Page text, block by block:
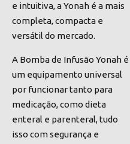
e intuitiva, a Yonah é a mais
completa, compacta e
versátil do mercado.
A Bomba de Infusão Yonah é
um equipamento universal
por funcionar tanto para
medicação, como dieta
enteral e parenteral, tudo
isso com segurança e